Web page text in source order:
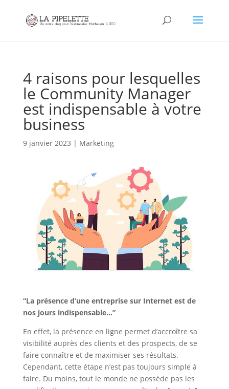
4 raisons pour lesquelles
le Community Manager
est indispensable à votre
business
9 janvier 2023 | Marketing
“La présence d’une entreprise sur Internet est de
nos jours indispensable…”
En effet, la présence en ligne permet d’accroître sa
visibilité auprès des clients et des prospects, de se
faire connaître et de maximiser ses résultats.
Cependant, cette étape n’est pas toujours simple à
faire. Du moins, tout le monde ne possède pas les